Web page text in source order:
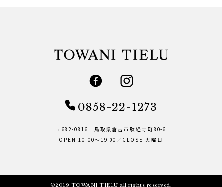
0858-22-1273
〒682-0816 鳥取県倉吉市駄経寺町80-6
OPEN 10:00～19:00／CLOSE 火曜日
©2019 TOWANI TIELU all rights reserved.